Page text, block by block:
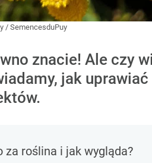
/ SemencesduPuy
znacie! Ale czy
jak
za roślina i jak wygląda?